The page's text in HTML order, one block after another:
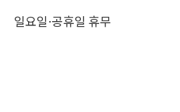
일요일·공휴일 휴무